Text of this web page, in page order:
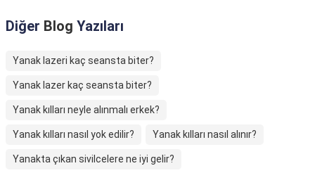
Diğer Blog Yazıları
Yanak lazeri kaç seansta biter?
Yanak lazer kaç seansta biter?
Yanak kılları neyle alınmalı erkek?
Yanak kılları nasıl yok edilir? Yanak kılları nasıl alınır?
Yanakta çıkan sivilcelere ne iyi gelir?